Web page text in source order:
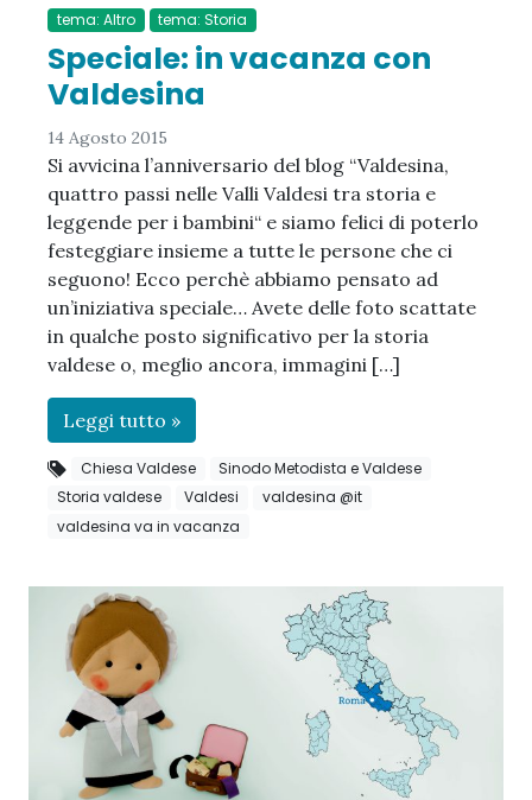
tema: Altro
tema: Storia
Speciale: in vacanza con
Valdesina
14 Agosto 2015
Si avvicina l’anniversario del blog “Valdesina,
quattro passi nelle Valli Valdesi tra storia e
leggende per i bambini“ e siamo felici di poterlo
festeggiare insieme a tutte le persone che ci
seguono! Ecco perchè abbiamo pensato ad
un’iniziativa speciale… Avete delle foto scattate
in qualche posto significativo per la storia
valdese o, meglio ancora, immagini […]
Leggi tutto »
Chiesa Valdese
Sinodo Metodista e Valdese
Storia valdese
Valdesi
valdesina @it
valdesina va in vacanza